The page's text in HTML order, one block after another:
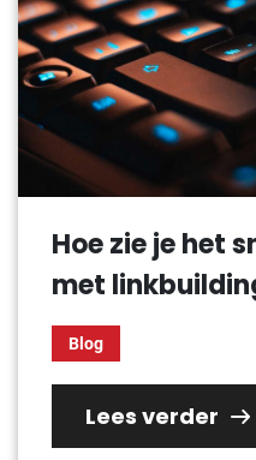
Hoe zie je het
met
Blog
Lees verder